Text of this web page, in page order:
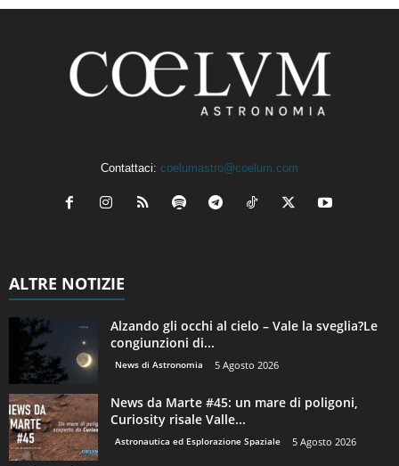
Contattaci: coelumastro@coelum.com
ALTRE NOTIZIE
Alzando gli occhi al cielo – Vale la sveglia?Le
congiunzioni di...
News di Astronomia 5 Agosto 2026
News da Marte #45: un mare di poligoni,
Curiosity risale Valle...
Astronautica ed Esplorazione Spaziale 5 Agosto 2026